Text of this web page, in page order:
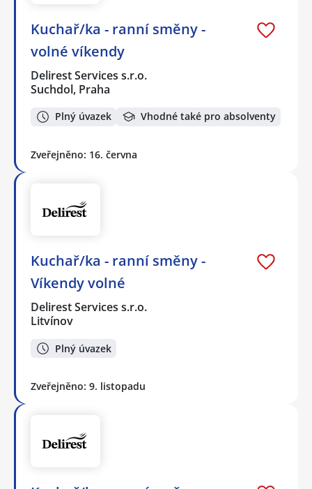
Kuchař/ka - ranní směny -
volné víkendy
Delirest Services s.r.o.
Suchdol, Praha
Plný úvazek Vhodné také pro absolventy
Zveřejněno: 16. června
Kuchař/ka - ranní směny -
Víkendy volné
Delirest Services s.r.o.
Litvínov
Plný úvazek
Zveřejněno: 9. listopadu